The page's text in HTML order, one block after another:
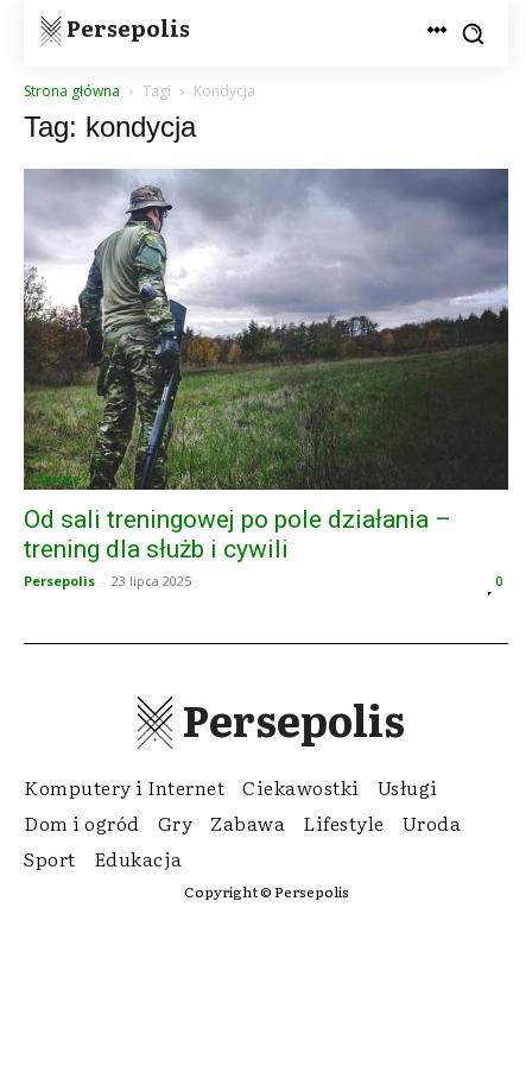
Persepolis
Strona główna Tagi Kondycja
Tag: kondycja
Lifestyle
Od sali treningowej po pole działania –
trening dla służb i cywili
Persepolis - 23 lipca 2025 0
Persepolis
Komputery i Internet Ciekawostki
Usługi
Dom i ogród
Gry Zabawa Lifestyle
Uroda
Sport
Edukacja
Copyright © Persepolis